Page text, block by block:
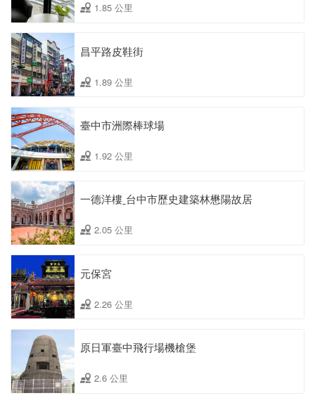
1.85 公里
昌平路皮鞋街
1.89 公里
臺中市洲際棒球場
1.92 公里
一德洋樓ˍ台中市歷史建築林懋陽故居
2.05 公里
元保宮
2.26 公里
原日軍臺中飛行場機槍堡
2.6 公里